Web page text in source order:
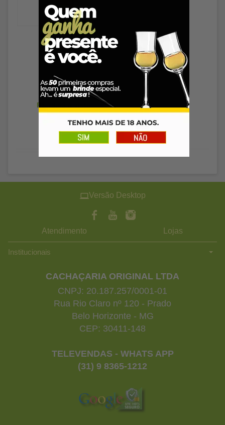
Esgotado
R$ 78,46
Versão Desktop
Atendimento Lojas
Institucionais
CACHAÇARIA ORIGINAL LTDA
CNPJ: 20.187.257/0001-01
Rua Rio Claro nº 120 - Prado
Belo Horizonte - MG
CEP: 30411-148
TELEVENDAS - WHATS APP
(31) 9 8365-1212